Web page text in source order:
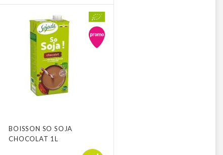
BOISSON SO SOJA
CHOCOLAT 1L